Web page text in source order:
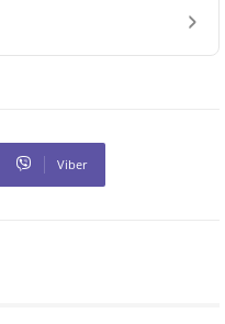
›
Viber